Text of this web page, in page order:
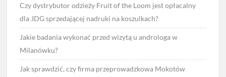
Czy dystrybutor odzieży Fruit of the Loom jest opłacalny
dla JDG sprzedającej nadruki na koszulkach?
Jakie badania wykonać przed wizytą u androloga w
Milanówku?
Jak sprawdzić, czy firma przeprowadzkowa Mokotów